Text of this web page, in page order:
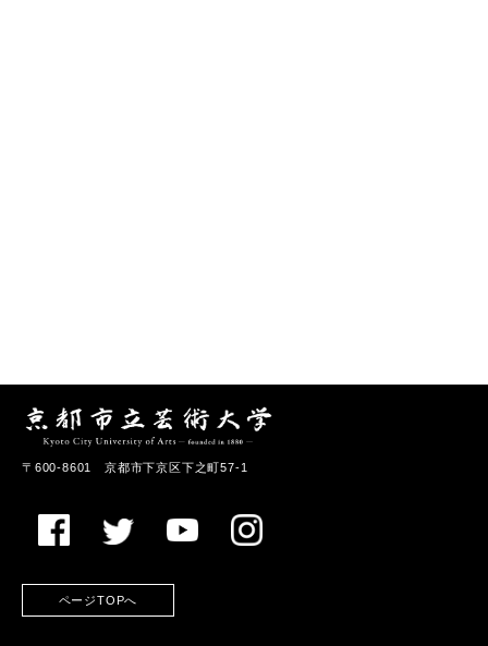
〒600-8601 京都市下京区下之町57-1
ページTOPへ